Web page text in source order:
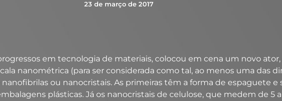
23 de março de 2017
em tecnologia de materiais, colocou em cena um novo
nanométrica (para ser considerada como tal, ao menos uma das
ou nanocristais. As primeiras têm a forma de espaguete e
plásticas. Já os nanocristais de celulose, que medem de 5